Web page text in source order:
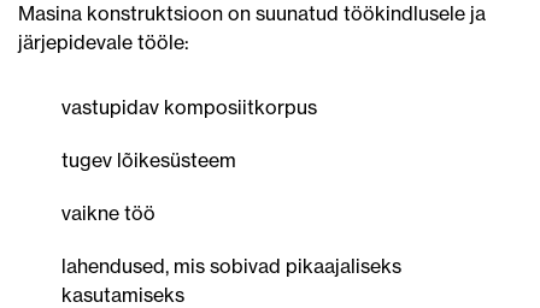
Masina konstruktsioon on suunatud töökindlusele ja
järjepidevale tööle:
vastupidav komposiitkorpus
tugev lõikesüsteem
vaikne töö
lahendused, mis sobivad pikaajaliseks
kasutamiseks